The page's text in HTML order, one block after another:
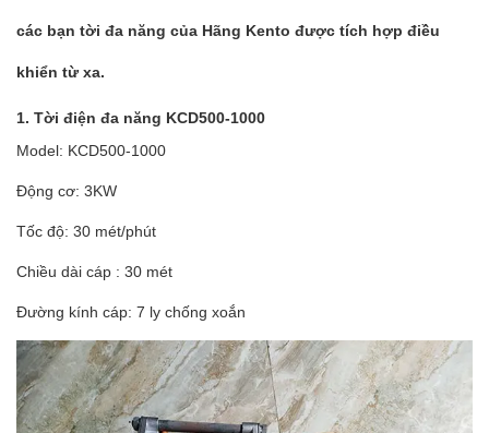
các bạn tời đa năng của Hãng Kento được tích hợp điều
khiển từ xa.
1. Tời điện đa năng KCD500-1000
Model: KCD500-1000
Động cơ: 3KW
Tốc độ: 30 mét/phút
Chiều dài cáp : 30 mét
Đường kính cáp: 7 ly chống xoắn